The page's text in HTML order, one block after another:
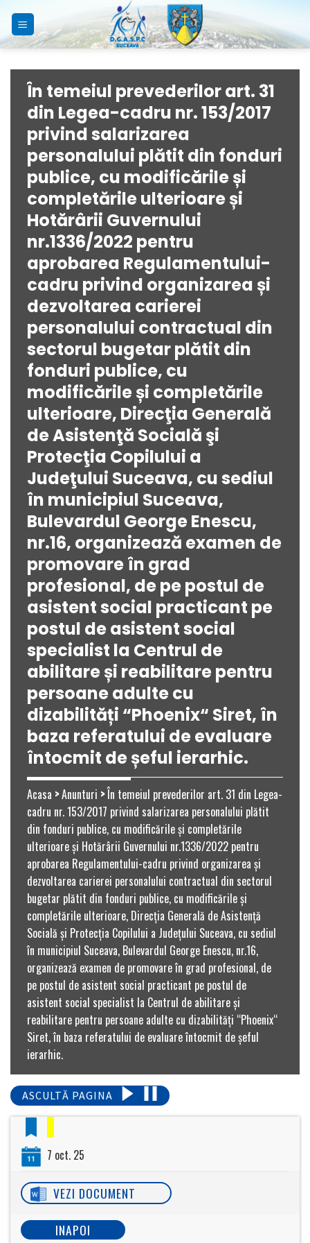
content
În temeiul prevederilor art. 31
din Legea-cadru nr. 153/2017
privind salarizarea
personalului plătit din fonduri
publice, cu modificările și
completările ulterioare și
Hotărârii Guvernului
nr.1336/2022 pentru
aprobarea Regulamentului-
cadru privind organizarea și
dezvoltarea carierei
personalului contractual din
sectorul bugetar plătit din
fonduri publice, cu
modificările și completările
ulterioare, Direcţia Generală
de Asistenţă Socială şi
Protecţia Copilului a
Judeţului Suceava, cu sediul
în municipiul Suceava,
Bulevardul George Enescu,
nr.16, organizează examen de
promovare în grad
profesional, de pe postul de
asistent social practicant pe
postul de asistent social
specialist la Centrul de
abilitare și reabilitare pentru
persoane adulte cu
dizabilități “Phoenix“ Siret, în
baza referatului de evaluare
întocmit de șeful ierarhic.
Acasa >Anunturi >În temeiul prevederilor art. 31 din Legea-
cadru nr. 153/2017 privind salarizarea personalului plătit
din fonduri publice, cu modificările și completările
ulterioare și Hotărârii Guvernului nr.1336/2022 pentru
aprobarea Regulamentului-cadru privind organizarea și
dezvoltarea carierei personalului contractual din sectorul
bugetar plătit din fonduri publice, cu modificările și
completările ulterioare, Direcţia Generală de Asistenţă
Socială şi Protecţia Copilului a Judeţului Suceava, cu sediul
în municipiul Suceava, Bulevardul George Enescu, nr.16,
organizează examen de promovare în grad profesional, de
pe postul de asistent social practicant pe postul de
asistent social specialist la Centrul de abilitare și
reabilitare pentru persoane adulte cu dizabilități “Phoenix“
Siret, în baza referatului de evaluare întocmit de șeful
ierarhic.
ASCULTĂ PAGINA
7 oct. 25
VEZI DOCUMENT
INAPOI